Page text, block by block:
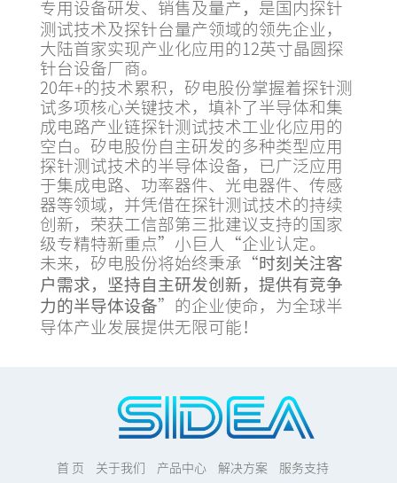
专用设备研发、销售及量产， 是国内探针
测试技术及探针台量产领域的领先企业，
大陆首家实现产业化应用的12英寸晶圆探
针台设备厂商。
20年+的技术累积，矽电股份掌握着探针测
试多项核心关键技术，填补了半导体和集
成电路产业链探针测试技术工业化应用的
空白。矽电股份自主研发的多种类型应用
探针测试技术的半导体设备，已广泛应用
于集成电路、功率器件、光电器件、传感
器等领域，并凭借在探针测试技术的持续
创新，荣获工信部第三批建议支持的国家
级专精特新重点”小巨人“企业认定。
未来，矽电股份将始终秉承“时刻关注客
户需求，坚持自主研发创新，提供有竞争
力的半导体设备”的企业使命，为全球半
导体产业发展提供无限可能！
首 页 关于我们 产品中心 解决方案 服务支持